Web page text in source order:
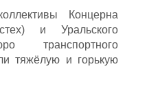
Концерна
и Уральского
транспортного
тяжёлую и горькую